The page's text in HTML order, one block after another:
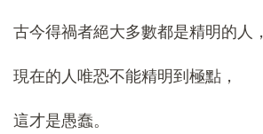
古今得禍者絕大多數都是精明的人，
現在的人唯恐不能精明到極點，
這才是愚蠢。